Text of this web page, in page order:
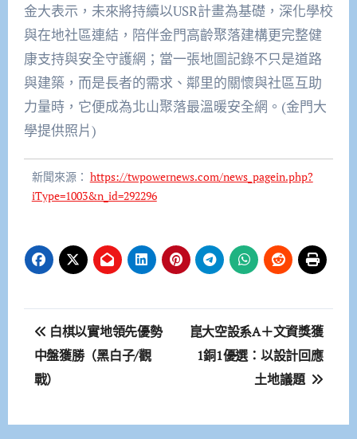
金大表示，未來將持續以USR計畫為基礎，深化學校
與在地社區連結，陪伴金門高齡聚落建構更完整健
康支持與安全守護網；當一張地圖記錄不只是道路
與建築，而是長者的需求、鄰里的關懷與社區互助
力量時，它便成為北山聚落最溫暖安全網。(金門大
學提供照片)
新聞來源： https://twpowernews.com/news_pagein.php?
iType=1003&n_id=292296
文
章
導
覽
白棋以實地領先優勢
中盤獲勝（黑白子/觀
戰）
崑大空設系A＋文資獎獲
1銅1優選：以設計回應
土地議題